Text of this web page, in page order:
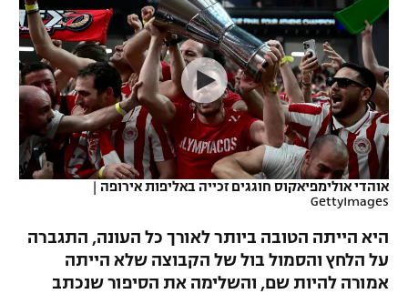
VOD
רץ ברשת
תוצאות
לוח שידורים
נבחרת ישראל
מכבי חיפה
בית"ר ירושלים
מכבי תל אביב
הפועל תל אביב
הפועל חיפה
הפועל באר שבע
ליגה ספרדית
ליגה איטלקית
ליגה צרפתית
ליגה הולנדית
ליגה סינית
כדורסל נשים
מכבי תל אביב
הפועל חולון
הפועל ירושלים
דני אבדיה
יורוליג
יורוקאפ
טניס
כדוריד
כדורעף
שחייה
אגרוף
אוהדי אולימפיאקוס חוגגים זכייה באליפות אירופה |
GettyImages
היא הייתה הטובה ביותר לאורך כל העונה, התגברה
על הלחץ והסמול בול של הקבוצה שלא הייתה
אמורה להיות שם, והשלימה את הסיפור שנכתב